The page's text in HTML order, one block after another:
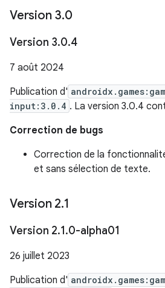
Version 3.0
Version 3.0.4
7 août 2024
Publication d'
input:3.0.4 . La version 3.0.4
Correction de bugs
Correction de la
et sans sélection de texte.
Version 2.1
Version 2.1.0-alpha01
26 juillet 2023
Publication d'